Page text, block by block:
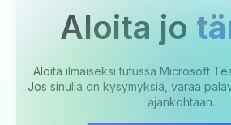
Aloita jo
Aloita ilmaiseksi tutussa Microsoft
Jos sinulla on kysymyksiä, varaa
ajankohtaan.